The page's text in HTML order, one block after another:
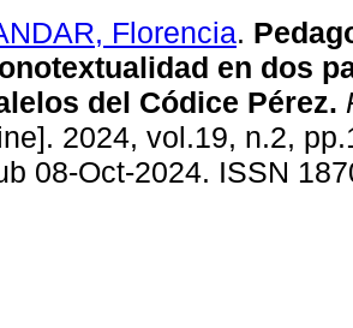
Florencia.
en dos
del Códice Pérez.
2024, vol.19, n.2,
08-Oct-2024. ISSN